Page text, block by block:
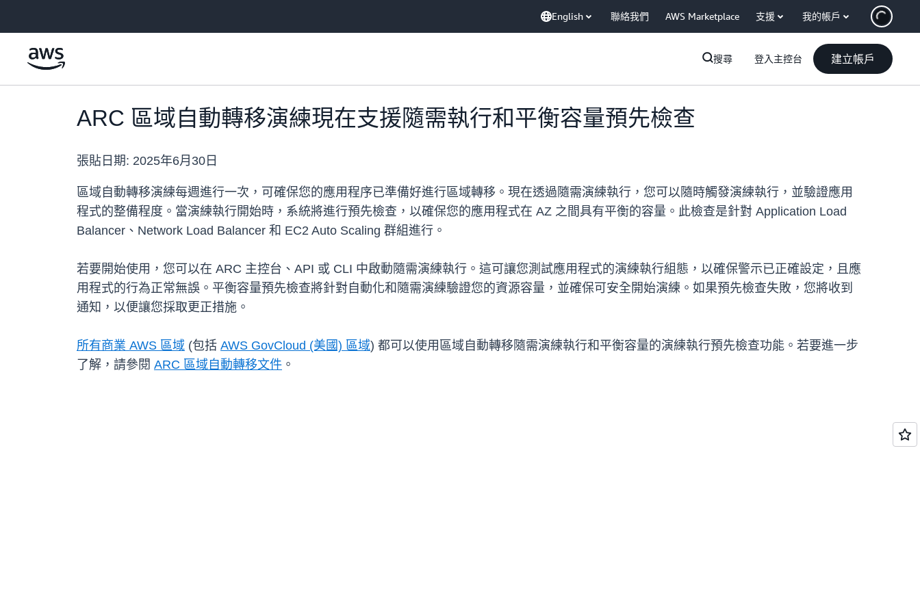
English 聯絡我們 AWS Marketplace 支援 我的帳戶
搜尋 登入主控台 建立帳戶
ARC 區域自動轉移演練現在支援隨需執行和平衡容量預先檢查
張貼日期: 2025年6月30日
區域自動轉移演練每週進行一次，可確保您的應用程序已準備好進行區域轉移。現在透過隨需演練執行，您可以隨時觸發演練執行，並驗證應用
程式的整備程度。當演練執行開始時，系統將進行預先檢查，以確保您的應用程式在 AZ 之間具有平衡的容量。此檢查是針對 Application Load
Balancer、Network Load Balancer 和 EC2 Auto Scaling 群組進行。
若要開始使用，您可以在 ARC 主控台、API 或 CLI 中啟動隨需演練執行。這可讓您測試應用程式的演練執行組態，以確保警示已正確設定，且應
用程式的行為正常無誤。平衡容量預先檢查將針對自動化和隨需演練驗證您的資源容量，並確保可安全開始演練。如果預先檢查失敗，您將收到
通知，以便讓您採取更正措施。
所有商業 AWS 區域 (包括 AWS GovCloud (美國) 區域) 都可以使用區域自動轉移隨需演練執行和平衡容量的演練執行預先檢查功能。若要進一步
了解，請參閱 ARC 區域自動轉移文件 。